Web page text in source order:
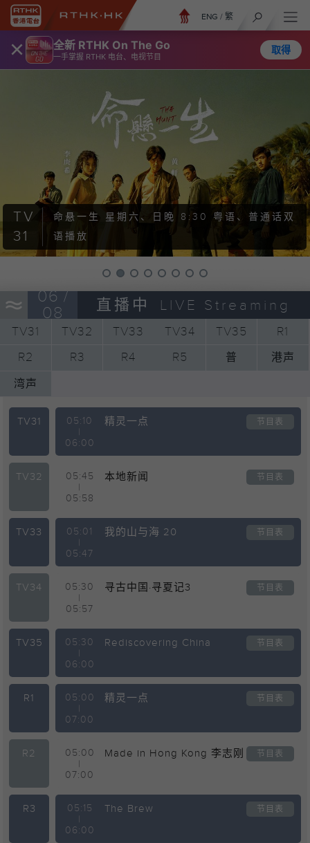
× 全新 RTHK On The Go
一手掌握 RTHK 电台、电视节目
取得
ENG / 繁
TV
31
命悬一生 星期六、日晚 8:30 粤语、普通话双
语播放
06 /
08
直播中 LIVE Streaming
TV31 TV32 TV33 TV34 TV35
R1
R2
R3 R4 R5 普 港声
湾声
TV31
05:10
06:00
精灵一点 节目表
TV32
05:45
05:58
本地新闻 节目表
TV33
05:01
05:47
我的山与海 20 节目表
TV34
05:30
05:57
寻古中国·寻夏记3 节目表
TV35
05:30
06:00
Rediscovering China 节目表
R1
05:00
07:00
精灵一点 节目表
R2
05:00
07:00
Made in Hong Kong 李志刚 节目表
R3
05:15
06:00
The Brew 节目表